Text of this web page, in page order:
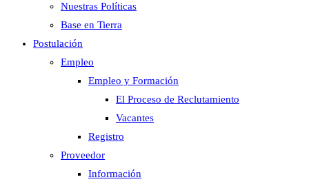
Nuestras Políticas
Base en Tierra
Postulación
Empleo
Empleo y Formación
El Proceso de Reclutamiento
Vacantes
Registro
Proveedor
Información